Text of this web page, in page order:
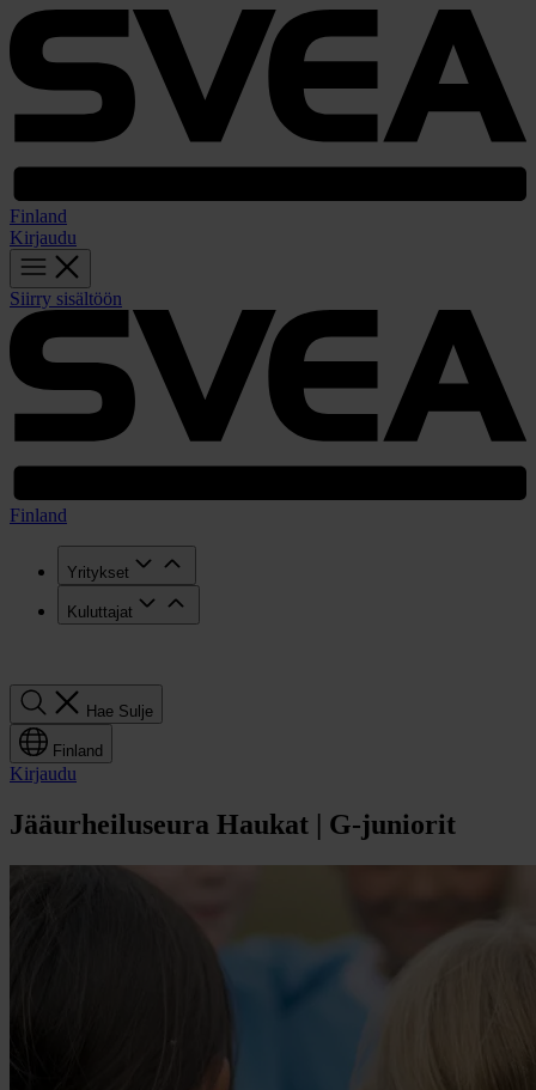
Finland
Kirjaudu
Siirry sisältöön
Finland
Yritykset
Kuluttajat
Hae Sulje
Finland
Kirjaudu
Jääurheiluseura Haukat | G-juniorit